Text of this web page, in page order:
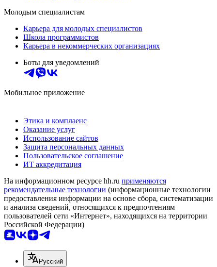
Молодым специалистам
Карьера для молодых специалистов
Школа программистов
Карьера в некоммерческих организациях
Боты для уведомлений
Мобильное приложение
Этика и комплаенс
Оказание услуг
Использование сайтов
Защита персональных данных
Пользовательское соглашение
ИТ аккредитация
На информационном ресурсе hh.ru применяются
рекомендательные технологии (информационные технологии
предоставления информации на основе сбора, систематизации
и анализа сведений, относящихся к предпочтениям
пользователей сети «Интернет», находящихся на территории
Российской Федерации)
Русский